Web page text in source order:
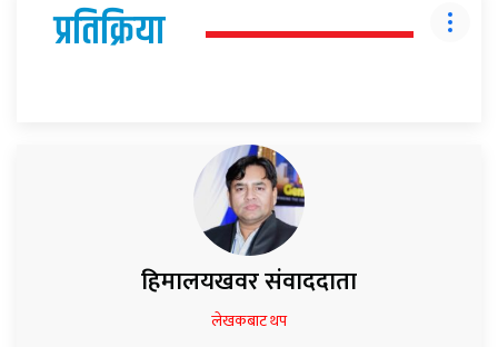
प्रतिक्रिया
हिमालयखवर संवाददाता
लेखकबाट थप